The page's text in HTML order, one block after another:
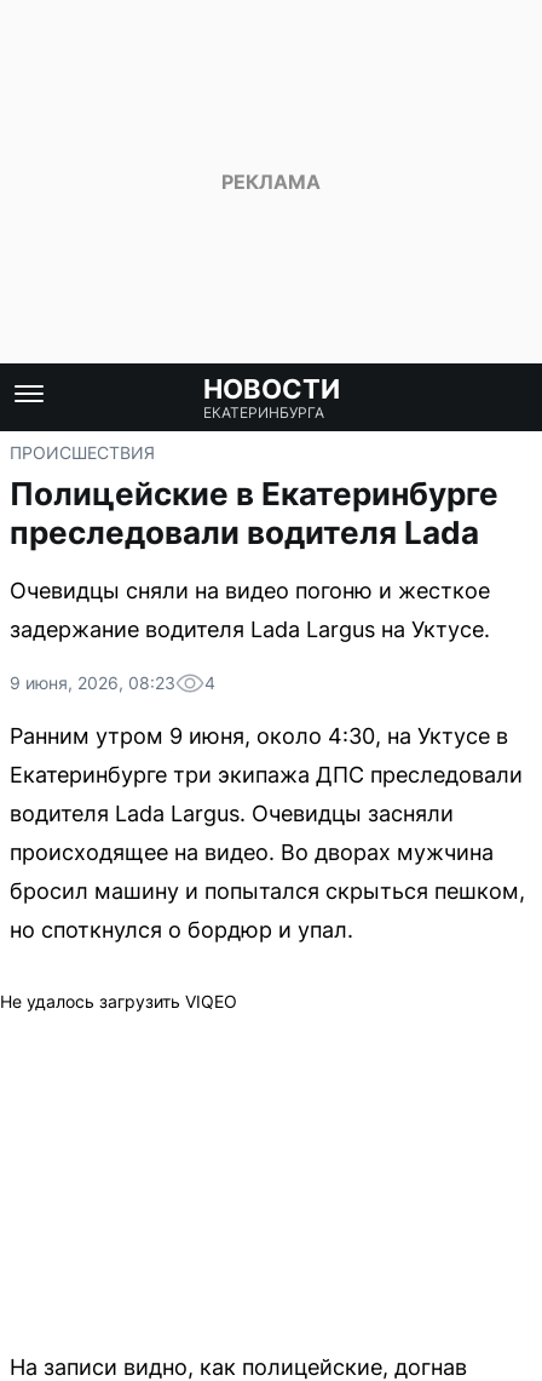
НОВОСТИ
ЕКАТЕРИНБУРГА
ПРОИСШЕСТВИЯ
Полицейские в Екатеринбурге
преследовали водителя Lada
Очевидцы сняли на видео погоню и жесткое
задержание водителя Lada Largus на Уктусе.
9 июня, 2026, 08:23 4
Ранним утром 9 июня, около 4:30, на Уктусе в
Екатеринбурге три экипажа ДПС преследовали
водителя Lada Largus. Очевидцы засняли
происходящее на видео. Во дворах мужчина
бросил машину и попытался скрыться пешком,
но споткнулся о бордюр и упал.
Не удалось загрузить VIQEO
На записи видно, как полицейские, догнав